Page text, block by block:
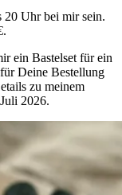
20 Uhr bei mir sein.
ein Bastelset für ein
Deine Bestellung
zu meinem
2026.